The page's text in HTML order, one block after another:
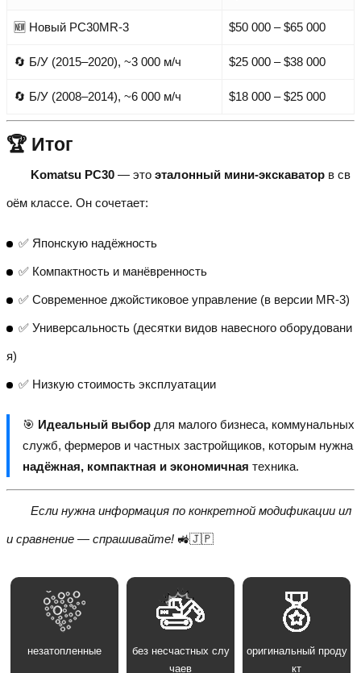
🆕 Новый PC30MR-3 $50 000 – $65 000
🔄 Б/У (2015–2020), ~3 000 м/ч $25 000 – $38 000
🔄 Б/У (2008–2014), ~6 000 м/ч $18 000 – $25 000
🏆 Итог
Komatsu PC30 — это эталонный мини-экскаватор в св
оём классе. Он сочетает:
✅ Японскую надёжность
✅ Компактность и манёвренность
✅ Современное джойстиковое управление (в версии MR-3)
✅ Универсальность (десятки видов навесного оборудовани
я)
✅ Низкую стоимость эксплуатации
🎯 Идеальный выбор для малого бизнеса, коммунальных
служб, фермеров и частных застройщиков, которым нужна
надёжная, компактная и экономичная техника.
Если нужна информация по конкретной модификации ил
и сравнение — спрашивайте! 🚜🇯🇵
незатопленные
без несчастных слу
чаев
оригинальный проду
кт